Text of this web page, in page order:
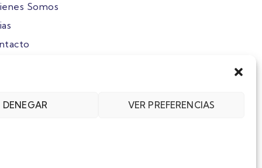
DENEGAR VER PREFERENCIAS
Somos